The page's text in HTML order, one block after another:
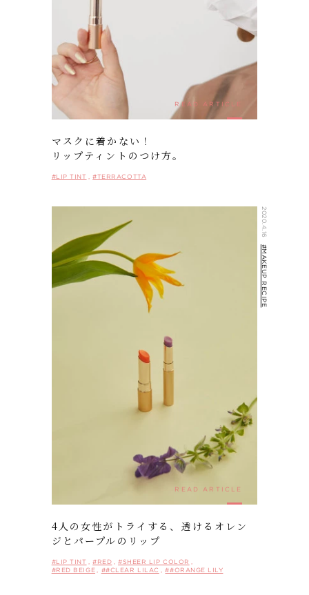
READ ARTICLE
マスクに着かない！
リップティントのつけ方。
#LIP TINT #TERRACOTTA
READ ARTICLE
2020.4.16
#MAKEUP RECIPE
4人の女性がトライする、透けるオレン
ジとパープルのリップ
#LIP TINT #RED
#SHEER LIP COLOR
#RED BEIGE
##CLEAR LILAC ##ORANGE LILY